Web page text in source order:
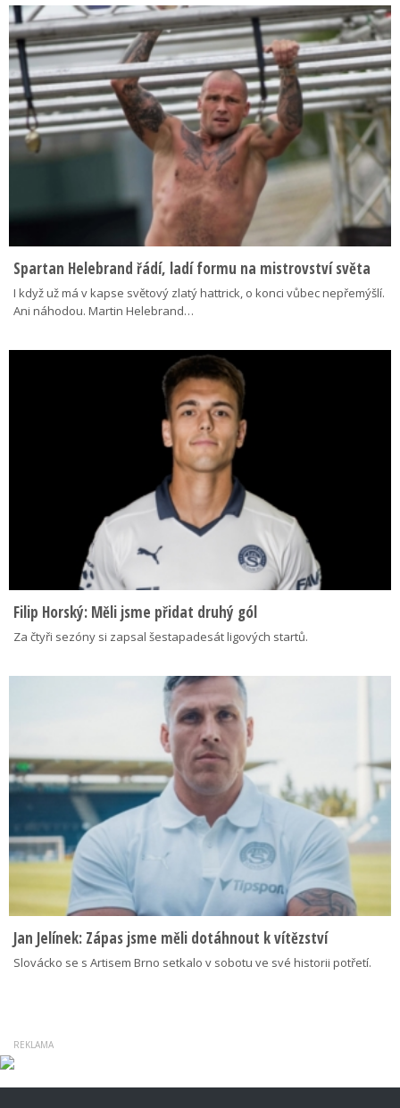
Spartan Helebrand řádí, ladí formu na mistrovství světa
I když už má v kapse světový zlatý hattrick, o konci vůbec nepřemýšlí.
Ani náhodou. Martin Helebrand…
Filip Horský: Měli jsme přidat druhý gól
Za čtyři sezóny si zapsal šestapadesát ligových startů.
Jan Jelínek: Zápas jsme měli dotáhnout k vítězství
Slovácko se s Artisem Brno setkalo v sobotu ve své historii potřetí.